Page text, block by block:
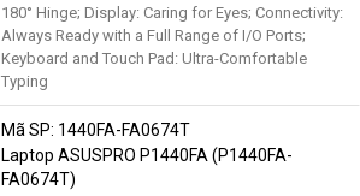
180° Hinge; Display: Caring for Eyes; Connectivity:
Always Ready with a Full Range of I/O Ports;
Keyboard and Touch Pad: Ultra-Comfortable
Typing
Mã SP: 1440FA-FA0674T
Laptop ASUSPRO P1440FA (P1440FA-
FA0674T)